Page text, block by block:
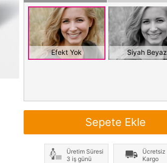
Efekt Yok Siyah Beyaz
Sepete Ekle
Üretim Süresi
3 iş günü
Ücretsiz
Kargo